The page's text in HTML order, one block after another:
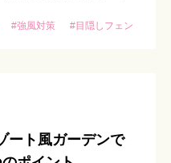
#強風対策
#目隠しフェン
ート風ガーデンで